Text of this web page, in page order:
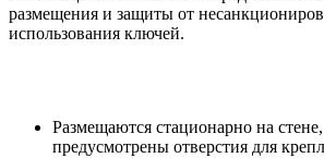
размещения и защиты от
использования ключей.
Размещаются стационарно на
предусмотрены отверстия для